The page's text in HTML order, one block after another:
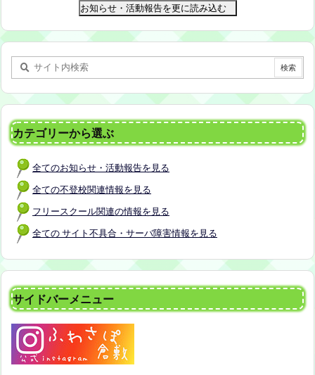
をされた方は場所を個別にメールでお伝えします。
内容：いつもの座談会とは違う場所でこじんまりと
年7月24日（金）17:00まで お申し込みはこちら
h
お知らせ・活動報告を更に読み込む
カテゴリーから選ぶ
全てのお知らせ・活動報告を見る
全ての不登校関連情報を見る
フリースクール関連の情報を見る
全ての サイト不具合・サーバ障害情報を見る
サイドバーメニュー